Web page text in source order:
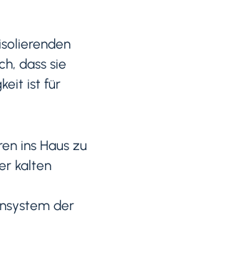
dass sie
ist für
ins Haus zu
kalten
der